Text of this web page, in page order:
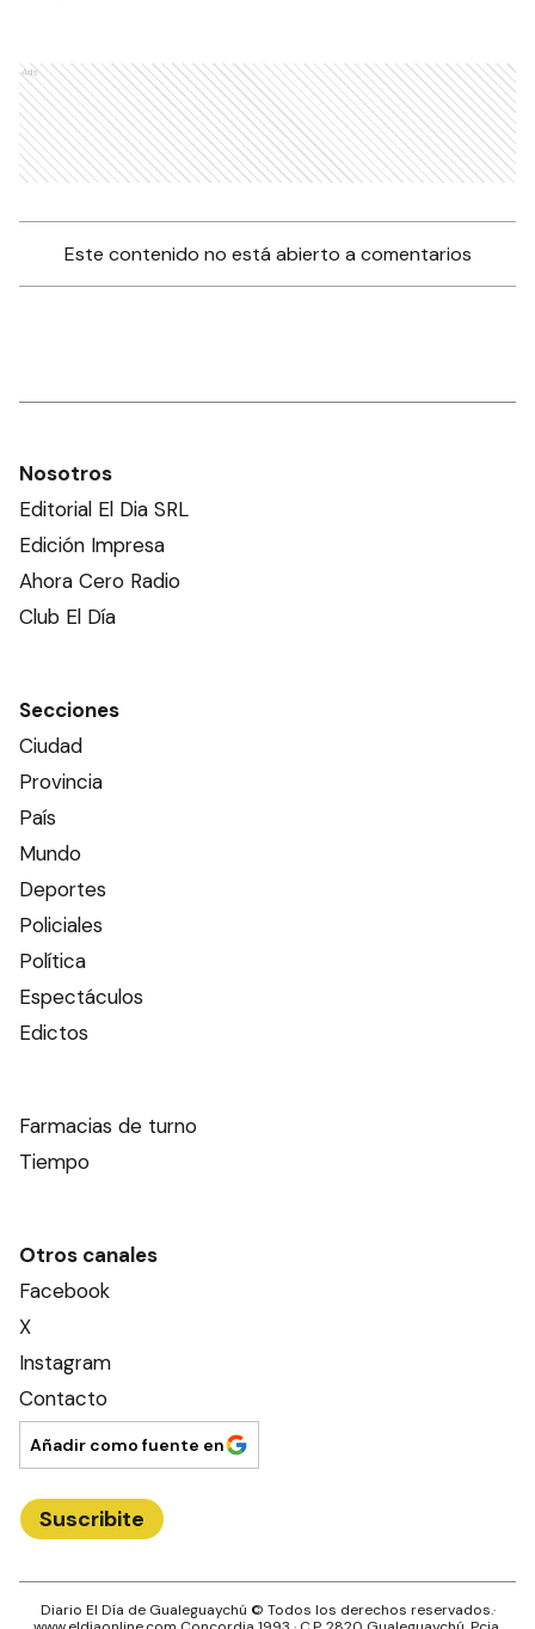
Ads
Este contenido no está abierto a comentarios
Nosotros
Editorial El Dia SRL
Edición Impresa
Ahora Cero Radio
Club El Día
Secciones
Ciudad
Provincia
País
Mundo
Deportes
Policiales
Política
Espectáculos
Edictos
Farmacias de turno
Tiempo
Otros canales
Facebook
X
Instagram
Contacto
Añadir como fuente en
Suscribite
Diario El Día de Gualeguaychú © Todos los derechos reservados.·